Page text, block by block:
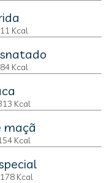
11 Kcal
84 Kcal
Kcal
maçã
Kcal
178 Kcal